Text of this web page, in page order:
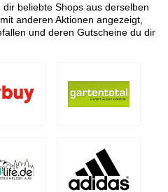
beliebte Shops aus derselben
anderen Aktionen angezeigt,
und deren Gutscheine du dir